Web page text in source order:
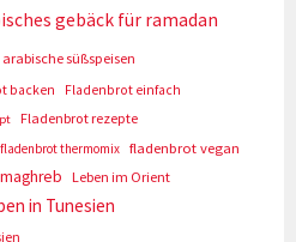
gebäck für ramadan
arabische süßspeisen
backen
Fladenbrot einfach
Fladenbrot rezepte
fladenbrot thermomix fladenbrot vegan
Leben im Orient
in Tunesien